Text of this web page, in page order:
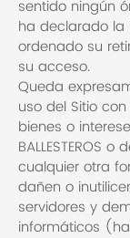
sentido ningún
ha declarado la
ordenado su
su acceso.
Queda
uso del Sitio
bienes o
BALLESTEROS
cualquier otra
dañen o
servidores y
informáticos